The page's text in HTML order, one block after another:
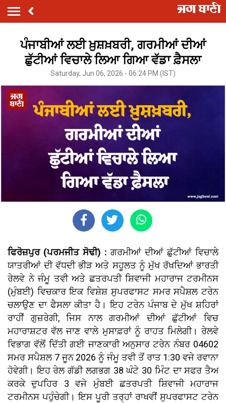
ਪੰਜਾਬੀਆਂ ਲਈ ਖ਼ੁਸ਼ਖ਼ਬਰੀ, ਗਰਮੀਆਂ ਦੀਆਂ
ਛੁੱਟੀਆਂ ਵਿਚਾਲੇ ਲਿਆ ਗਿਆ ਵੱਡਾ ਫ਼ੈਸਲਾ
Saturday, Jun 06, 2026 - 06:24 PM (IST)
ਫਿਰੋਜ਼ਪੁਰ (ਪਰਮਜੀਤ ਸੋਢੀ) : ਗਰਮੀਆਂ ਦੀਆਂ ਛੁੱਟੀਆਂ ਵਿਚਾਲੇ
ਯਾਤਰੀਆਂ ਦੀ ਵੱਧਦੀ ਭੀੜ ਅਤੇ ਸਹੂਲਤ ਨੂੰ ਮੁੱਖ ਰੱਖਦਿਆਂ ਭਾਰਤੀ
ਰੇਲਵੇ ਨੇ ਜੰਮੂ ਤਵੀ ਅਤੇ ਛਤਰਪਤੀ ਸ਼ਿਵਾਜੀ ਮਹਾਰਾਜ ਟਰਮੀਨਸ
(ਮੁੰਬਈ) ਵਿਚਕਾਰ ਇਕ ਵਿਸ਼ੇਸ਼ ਸੁਪਰਫਾਸਟ ਸਮਰ ਸਪੈਸ਼ਲ ਟਰੇਨ
ਚਲਾਉਣ ਦਾ ਫੈਸਲਾ ਕੀਤਾ ਹੈ। ਇਹ ਟਰੇਨ ਪੰਜਾਬ ਦੇ ਮੁੱਖ ਸ਼ਹਿਰਾਂ
ਰਾਹੀਂ ਗੁਜ਼ਰੇਗੀ, ਜਿਸ ਨਾਲ ਗਰਮੀਆਂ ਦੀਆਂ ਛੁੱਟੀਆਂ ਵਿਚ
ਮਹਾਰਾਸ਼ਟਰ ਵੱਲ ਜਾਣ ਵਾਲੇ ਮੁਸਾਫ਼ਰਾਂ ਨੂੰ ਰਾਹਤ ਮਿਲੇਗੀ। ਰੇਲਵੇ
ਵਿਭਾਗ ਵੱਲੋਂ ਦਿੱਤੀ ਗਈ ਜਾਣਕਾਰੀ ਅਨੁਸਾਰ ਟਰੇਨ ਨੰਬਰ 04602
ਸਮਰ ਸਪੈਸ਼ਲ 7 ਜੂਨ 2026 ਨੂੰ ਜੰਮੂ ਤਵੀ ਤੋਂ ਰਾਤ 1:30 ਵਜੇ ਰਵਾਨਾ
ਹੋਵੇਗੀ। ਇਹ ਰੇਲ ਗੱਡੀ ਲਗਭਗ 38 ਘੰਟੇ 30 ਮਿੰਟ ਦਾ ਸਫਰ ਤੈਅ
ਕਰਕੇ ਦੁਪਹਿਰ 3 ਵਜੇ ਮੁੰਬਈ ਛਤਰਪਤੀ ਸ਼ਿਵਾਜੀ ਮਹਾਰਾਜ
ਟਰਮੀਨਸ ਪਹੁੰਚੇਗੀ। ਇਸ ਪੂਰੀ ਤਰ੍ਹਾਂ ਰਾਖਵੀਂ ਸੁਪਰਫਾਸਟ ਟਰੇਨ